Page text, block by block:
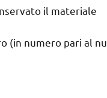
il materiale
(in numero pari al